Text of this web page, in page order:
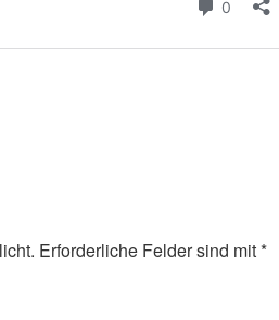
Erforderliche Felder sind mit*